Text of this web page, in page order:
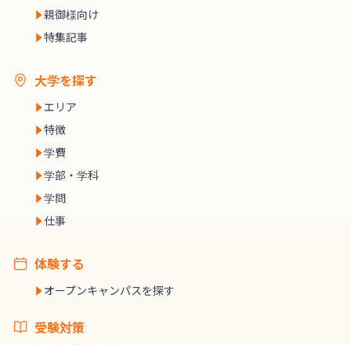
親御様向け
特集記事
大学を探す
エリア
特徴
学費
学部・学科
学問
仕事
体験する
オープンキャンパスを探す
受験対策